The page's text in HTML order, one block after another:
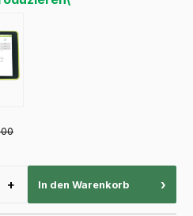
+ In den Warenkorb ›